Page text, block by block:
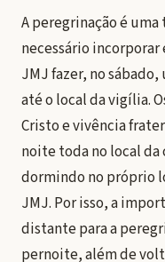
A peregrinação é
necessário incorporar
JMJ fazer, no
até o local da vigília.
Cristo e vivência
noite toda no local
dormindo no próprio
JMJ. Por isso, a
distante para a
pernoite, além de